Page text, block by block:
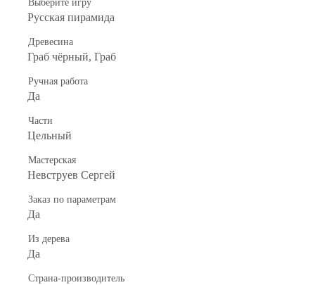
Выберите игру
Русская пирамида
Древесина
Граб чёрный, Граб
Ручная работа
Да
Части
Цельный
Мастерская
Невструев Сергей
Заказ по параметрам
Да
Из дерева
Да
Страна-производитель